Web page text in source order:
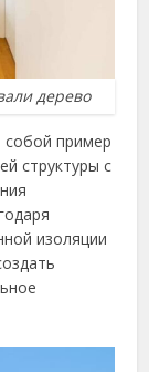
дерево
собой пример
структуры с
изоляции